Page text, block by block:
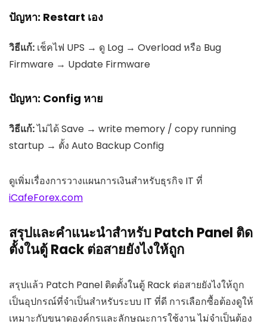
ปัญหา: Restart เอง
วิธีแก้: เช็คไฟ UPS → ดู Log → Overload หรือ Bug
Firmware → Update Firmware
ปัญหา: Config หาย
วิธีแก้:ไม่ได้ Save → write memory / copy running
startup → ตั้ง Auto Backup Config
ดูเพิ่มเรื่องการวางแผนการเงินสำหรับธุรกิจ IT ที่
iCafeForex.com
สรุปและคำแนะนำสำหรับ Patch Panel ติด
ตั้งในตู้ Rack ต่อสายยังไงให้ถูก
สรุปแล้ว Patch Panel ติดตั้งในตู้ Rack ต่อสายยังไงให้ถูก
เป็นอุปกรณ์ที่จำเป็นสำหรับระบบ IT ที่ดี การเลือกซื้อต้องดูให้
เหมาะกับขนาดองค์กรและลักษณะการใช้งาน ไม่จำเป็นต้อง